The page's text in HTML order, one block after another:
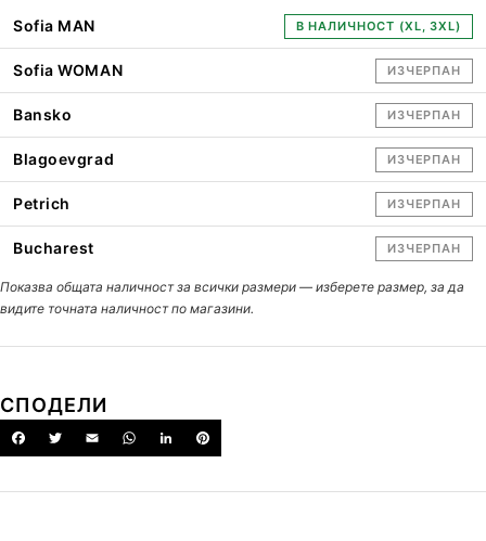
Sofia MAN В НАЛИЧНОСТ (XL, 3XL)
Sofia WOMAN ИЗЧЕРПАН
Bansko ИЗЧЕРПАН
Blagoevgrad ИЗЧЕРПАН
Petrich ИЗЧЕРПАН
Bucharest ИЗЧЕРПАН
Показва общата наличност за всички размери — изберете размер, за да
видите точната наличност по магазини.
СПОДЕЛИ